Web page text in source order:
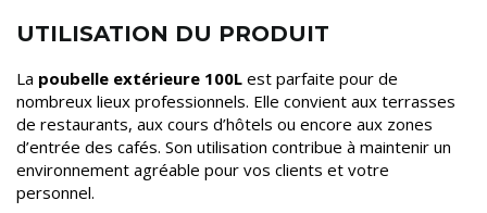
UTILISATION DU PRODUIT
La poubelle extérieure 100L est parfaite pour de
nombreux lieux professionnels. Elle convient aux terrasses
de restaurants, aux cours d’hôtels ou encore aux zones
d’entrée des cafés. Son utilisation contribue à maintenir un
environnement agréable pour vos clients et votre
personnel.